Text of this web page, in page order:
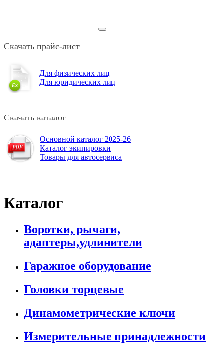
Скачать прайс-лист
Для физических лиц
Для юридических лиц
Скачать каталог
Основной каталог 2025-26
Каталог экипировки
Товары для автосервиса
Каталог
Воротки, рычаги,
адаптеры,удлинители
Гаражное оборудование
Головки торцевые
Динамометрические ключи
Измерительные принадлежности